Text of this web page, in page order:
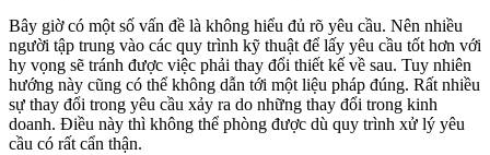
Bây giờ có một số vấn đề là không hiểu đủ rõ yêu cầu. Nên nhiều
người tập trung vào các quy trình kỹ thuật để lấy yêu cầu tốt hơn với
hy vọng sẽ tránh được việc phải thay đổi thiết kế về sau. Tuy nhiên
hướng này cũng có thể không dẫn tới một liệu pháp đúng. Rất nhiều
sự thay đổi trong yêu cầu xảy ra do những thay đổi trong kinh
doanh. Điều này thì không thể phòng được dù quy trình xử lý yêu
cầu có rất cẩn thận.